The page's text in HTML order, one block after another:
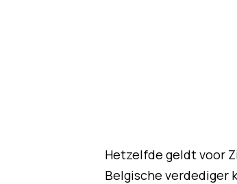
Hetzelfde geldt voor
Belgische verdediger